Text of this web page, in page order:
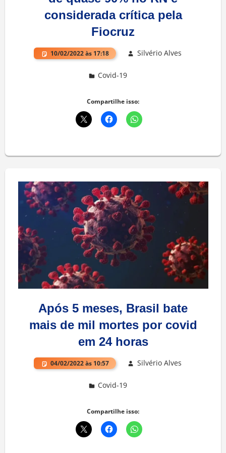
considerada crítica pela
Fiocruz
10/02/2022 às 17:18 Silvério Alves
Covid-19
Compartilhe isso:
Após 5 meses, Brasil bate
mais de mil mortes por covid
em 24 horas
04/02/2022 às 10:57 Silvério Alves
Covid-19
Compartilhe isso: